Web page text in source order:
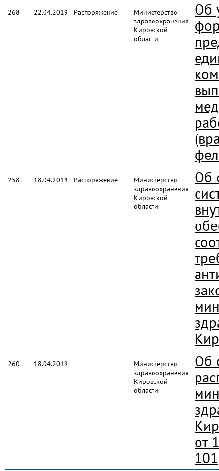
268 22.04.2019 Распоряжение
Министерство
здравоохранения
Кировской
области
Об
258 18.04.2019 Распоряжение
Министерство
здравоохранения
Кировской
области
Об
260 18.04.2019
Министерство
здравоохранения
Кировской
области
Об
от
101